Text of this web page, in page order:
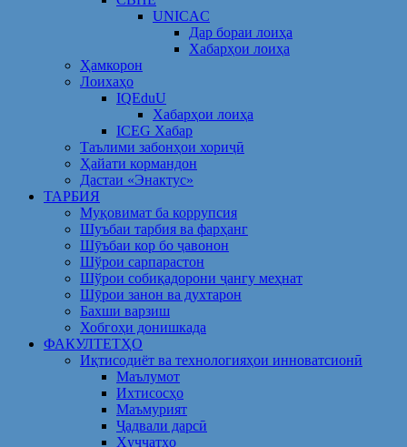
UNICAC
Дар бораи лоиҳа
Хабарҳои лоиҳа
Ҳамкорон
Лоихаҳо
IQEduU
Хабарҳои лоиҳа
ICEG Хабар
Таълими забонҳои хориҷӣ
Ҳайати кормандон
Дастаи «Энактус»
ТАРБИЯ
Муқовимат ба коррупсия
Шуъбаи тарбия ва фарҳанг
Шӯъбаи кор бо ҷавонон
Шўрои сарпарастон
Шўрои собиқадорони ҷангу меҳнат
Шӯрои занон ва духтарон
Бахши варзиш
Хобгоҳи донишкада
ФАКУЛТЕТҲО
Иқтисодиёт ва технологияҳои инноватсионӣ
Маълумот
Ихтисосҳо
Маъмурият
Ҷадвали дарсӣ
Ҳуҷҷатҳо